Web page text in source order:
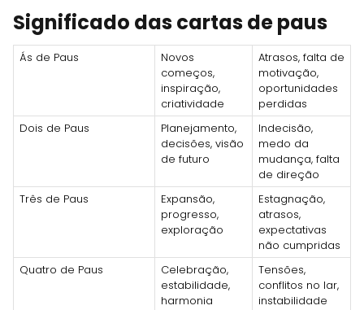
Significado das cartas de paus
Ás de Paus
Novos
começos,
inspiração,
criatividade
Atrasos, falta de
motivação,
oportunidades
perdidas
Dois de Paus
Planejamento,
decisões, visão
de futuro
Indecisão,
medo da
mudança, falta
de direção
Três de Paus
Expansão,
progresso,
exploração
Estagnação,
atrasos,
expectativas
não cumpridas
Quatro de Paus
Celebração,
estabilidade,
harmonia
Tensões,
conflitos no lar,
instabilidade